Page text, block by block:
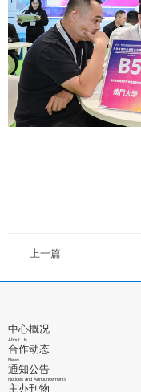
上一篇
中心概况
About Us
合作动态
News
通知公告
Notices and Announcements
主办刊物